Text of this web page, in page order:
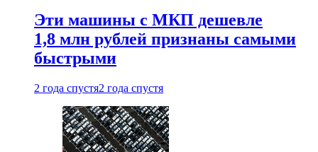
Эти машины с МКП дешевле
1,8 млн рублей признаны самыми
быстрыми
2 года спустя2 года спустя